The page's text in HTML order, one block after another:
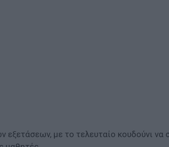
με το τελευταίο κουδούνι να